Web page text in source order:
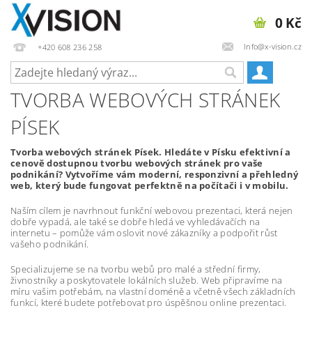
+420 608 236 258 Info@x-vision.cz
0 Kč
TVORBA WEBOVÝCH STRÁNEK
PÍSEK
Tvorba webových stránek Písek. Hledáte v Písku efektivní a
cenově dostupnou tvorbu webových stránek pro vaše
podnikání? Vytvoříme vám moderní, responzivní a přehledný
web, který bude fungovat perfektně na počítači i v mobilu.
Naším cílem je navrhnout funkční webovou prezentaci, která nejen
dobře vypadá, ale také se dobře hledá ve vyhledávačích na
internetu – pomůže vám oslovit nové zákazníky a podpořit růst
vašeho podnikání.
Specializujeme se na tvorbu webů pro malé a střední firmy,
živnostníky a poskytovatele lokálních služeb. Web připravíme na
míru vašim potřebám, na vlastní doméně a včetně všech základních
funkcí, které budete potřebovat pro úspěšnou online prezentaci.